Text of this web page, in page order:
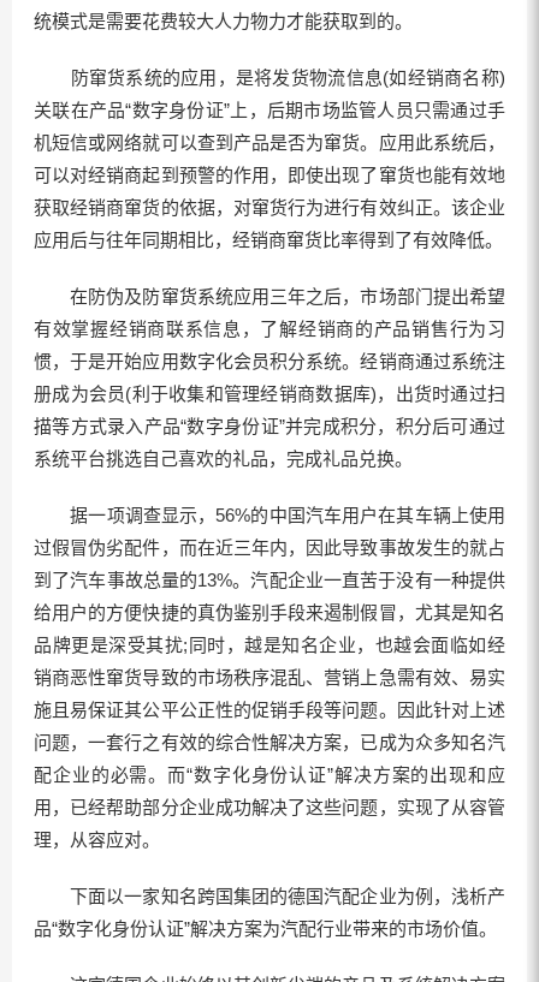
统模式是需要花费较大人力物力才能获取到的。
防窜货系统的应用，是将发货物流信息(如经销商名称)
关联在产品“数字身份证”上，后期市场监管人员只需通过手
机短信或网络就可以查到产品是否为窜货。应用此系统后，
可以对经销商起到预警的作用，即使出现了窜货也能有效地
获取经销商窜货的依据，对窜货行为进行有效纠正。该企业
应用后与往年同期相比，经销商窜货比率得到了有效降低。
在防伪及防窜货系统应用三年之后，市场部门提出希望
有效掌握经销商联系信息，了解经销商的产品销售行为习
惯，于是开始应用数字化会员积分系统。经销商通过系统注
册成为会员(利于收集和管理经销商数据库)，出货时通过扫
描等方式录入产品“数字身份证”并完成积分，积分后可通过
系统平台挑选自己喜欢的礼品，完成礼品兑换。
据一项调查显示，56%的中国汽车用户在其车辆上使用
过假冒伪劣配件，而在近三年内，因此导致事故发生的就占
到了汽车事故总量的13%。汽配企业一直苦于没有一种提供
给用户的方便快捷的真伪鉴别手段来遏制假冒，尤其是知名
品牌更是深受其扰;同时，越是知名企业，也越会面临如经
销商恶性窜货导致的市场秩序混乱、营销上急需有效、易实
施且易保证其公平公正性的促销手段等问题。因此针对上述
问题，一套行之有效的综合性解决方案，已成为众多知名汽
配企业的必需。而“数字化身份认证”解决方案的出现和应
用，已经帮助部分企业成功解决了这些问题，实现了从容管
理，从容应对。
下面以一家知名跨国集团的德国汽配企业为例，浅析产
品“数字化身份认证”解决方案为汽配行业带来的市场价值。